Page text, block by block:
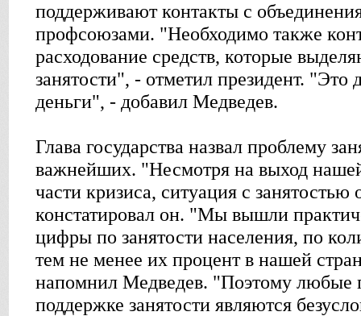
поддерживают контакты с
профсоюзами. "Необходимо также
расходование средств, которые
занятости", - отметил президент. "Это
деньги", - добавил Медведев.
Глава государства назвал проблему
важнейших. "Несмотря на выход
части кризиса, ситуация с занятостью
констатировал он. "Мы вышли
цифры по занятости населения, по
тем не менее их процент в нашей
напомнил Медведев. "Поэтому любые
поддержке занятости являются